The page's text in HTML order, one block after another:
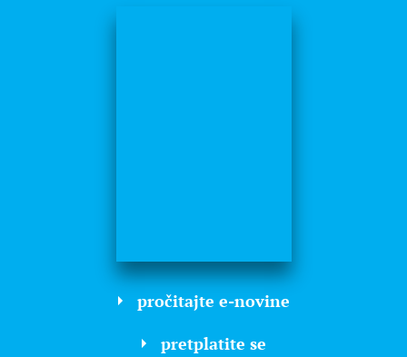
pročitajte e-novine
pretplatite se